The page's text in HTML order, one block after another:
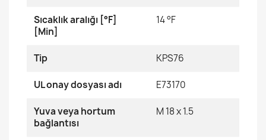
Sıcaklık aralığı [°F]
[Min]
14 °F
Tip KPS76
UL onay dosyası adı E73170
Yuva veya hortum
bağlantısı
M 18 x 1.5